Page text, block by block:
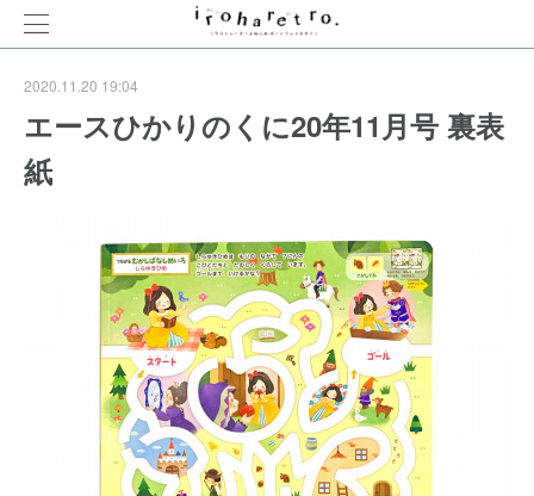
2020.11.20 19:04
エースひかりのくに20年11月号 裏表
紙